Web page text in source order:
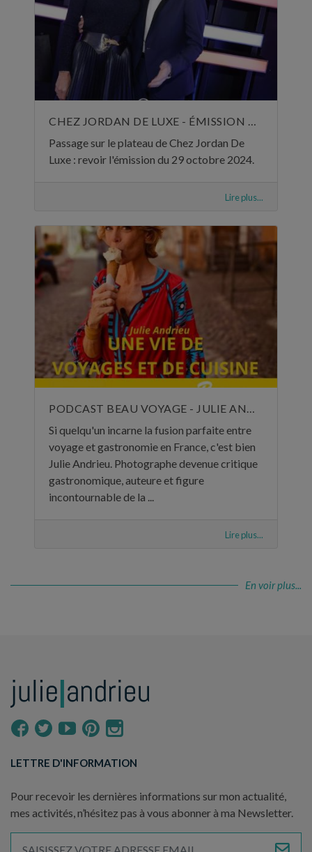
CHEZ JORDAN DE LUXE - ÉMISSION DU 29 OCTOBRE 2024
Passage sur le plateau de Chez Jordan De
Luxe : revoir l'émission du 29 octobre 2024.
Lire plus...
Si quelqu'un incarne la fusion parfaite entre
voyage et gastronomie en France, c'est bien
Julie Andrieu. Photographe devenue critique
gastronomique, auteure et figure
incontournable de la ...
Lire plus...
En voir plus...
LETTRE D'INFORMATION
Pour recevoir les dernières informations sur mon actualité,
mes activités, n’hésitez pas à vous abonner à ma Newsletter.